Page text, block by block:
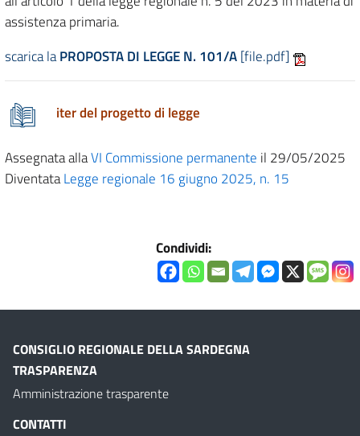
assistenza primaria.
scarica laPROPOSTA DI LEGGE N. 101/A[file.pdf]
iter del progetto di legge
Assegnata allaVI Commissione permanente il 29/05/2025
DiventataLegge regionale 16 giugno 2025, n. 15
Condividi:
CONSIGLIO REGIONALE DELLA SARDEGNA
TRASPARENZA
Amministrazione trasparente
CONTATTI